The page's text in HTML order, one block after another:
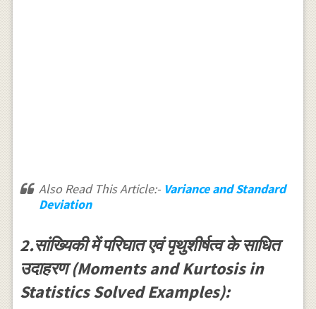
Also Read This Article:- Variance and Standard
Deviation
2.सांख्यिकी में परिघात एवं पृथुशीर्षत्व के साधित
उदाहरण (Moments and Kurtosis in
Statistics Solved Examples):